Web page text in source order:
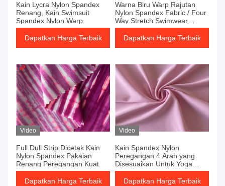
Kain Lycra Nylon Spandex
Renang, Kain Swimsuit
Spandex Nylon Warp
Dapatkan Harga Terbaik
Warna Biru Warp Rajutan
Nylon Spandex Fabric / Four
Way Stretch Swimwear
Fabric
Dapatkan Harga Terbaik
Video
Full Dull Strip Dicetak Kain
Nylon Spandex Pakaian
Renang Peregangan Kuat
Dapatkan Harga Terbaik
Video
Kain Spandex Nylon
Peregangan 4 Arah yang
Disesuaikan Untuk Yoga
Wear Legging
Dapatkan Harga Terbaik